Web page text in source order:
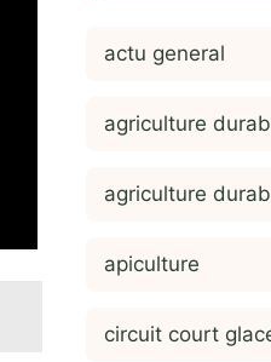
actu general
agriculture
agriculture
apiculture
circuit court